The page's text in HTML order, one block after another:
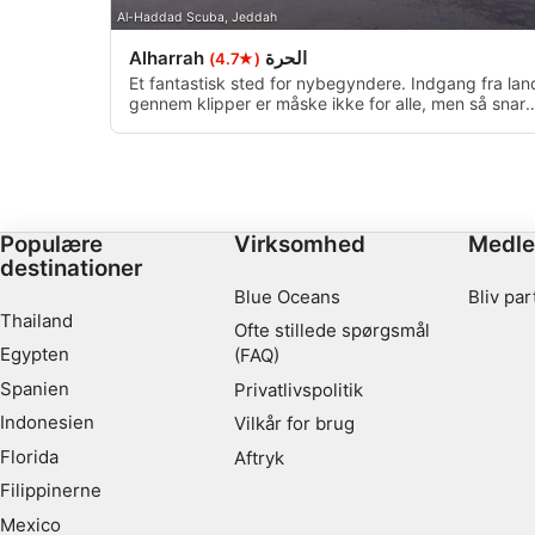
Al-Haddad Scuba, Jeddah
Alharrah الحرة (★4.7)
Et fantastisk sted for nybegyndere. Indgang fra
gennem klipper er måske ikke for alle, men så snart
Populære
destinationer
Thailand
Egypten
Spanien
Indonesien
Florida
Filippinerne
Mexico
Virksomhed
Blue Oceans
Ofte stillede spørgsmål
(FAQ)
Privatlivspolitik
Vilkår for brug
Aftryk
Bliv
Annoncering / marketing